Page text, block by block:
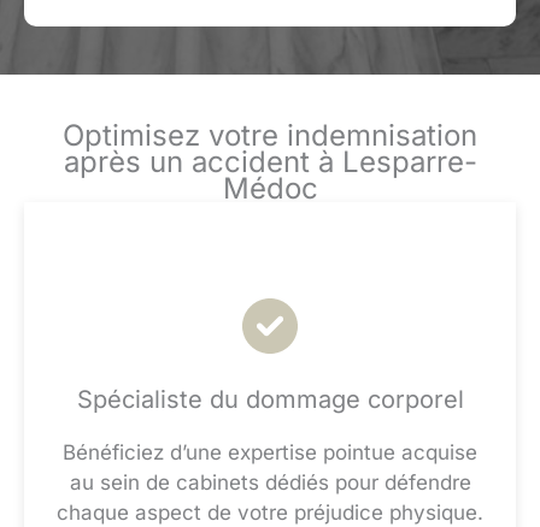
Optimisez votre indemnisation
après un accident à Lesparre-
Médoc
Spécialiste du dommage corporel
Bénéficiez d’une expertise pointue acquise
au sein de cabinets dédiés pour défendre
chaque aspect de votre préjudice physique.